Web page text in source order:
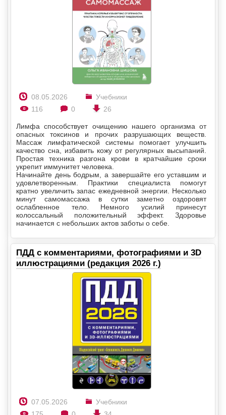
08.05.2026
Учебники
116
0 26
Лимфа способствует очищению нашего организма от
опасных токсинов и прочих разрушающих веществ.
Массаж лимфатической системы помогает улучшить
качество сна, избавить кожу от регулярных высыпаний.
Простая техника разгона крови в кратчайшие сроки
укрепит иммунитет человека.
Начинайте день бодрым, а завершайте его уставшим и
удовлетворенным. Практики специалиста помогут
кратно увеличить запас ежедневной энергии. Несколько
минут самомассажа в сутки заметно оздоровят
ослабленное тело. Немного усилий принесут
колоссальный положительный эффект. Здоровье
начинается с небольших актов заботы о себе.
ПДД с комментариями, фотографиями и 3D
иллюстрациями (редакция 2026 г.)
07.05.2026
Учебники